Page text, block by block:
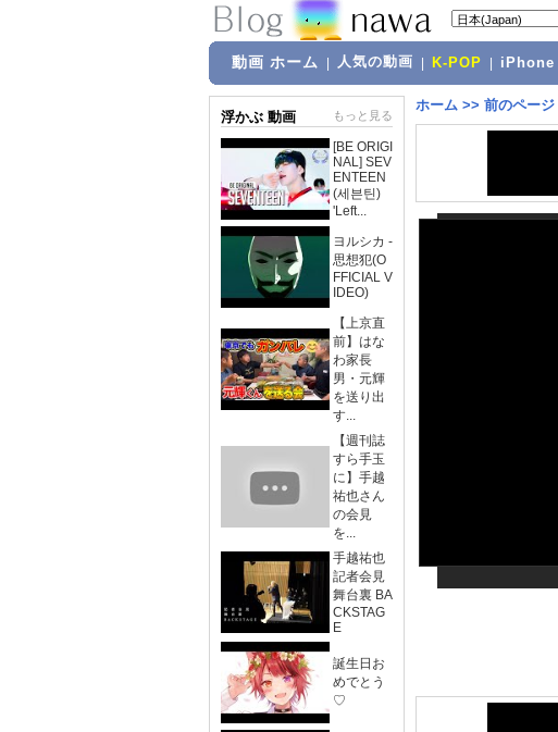
動画 ホーム 人気の動画 K-POP iPhone
浮かぶ 動画 もっと見る
[BE ORIGI
NAL] SEV
ENTEEN
(세븐틴)
'Left...
ヨルシカ -
思想犯(O
FFICIAL V
IDEO)
【上京直
前】はな
わ家長
男・元輝
を送り出
す...
【週刊誌
すら手玉
に】手越
祐也さん
の会見
を...
手越祐也
記者会見
舞台裏 BA
CKSTAG
E
誕生日お
めでとう
♡
ホーム >> 前のページ